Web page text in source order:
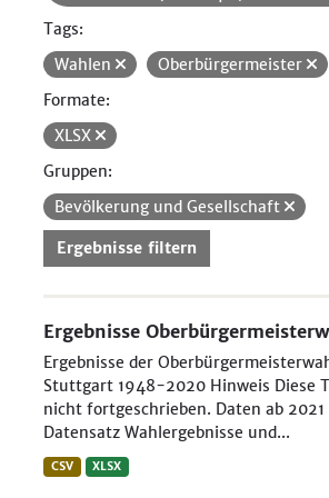
Tags:
Wahlen
Oberbürgermeister
Formate:
XLSX
Gruppen:
Bevölkerung und Gesellschaft
Ergebnisse filtern
Ergebnisse
Ergebnisse der
Stuttgart 1948-2020 Hinweis Diese
nicht fortgeschrieben. Daten ab 2021
Datensatz Wahlergebnisse und...
CSV XLSX